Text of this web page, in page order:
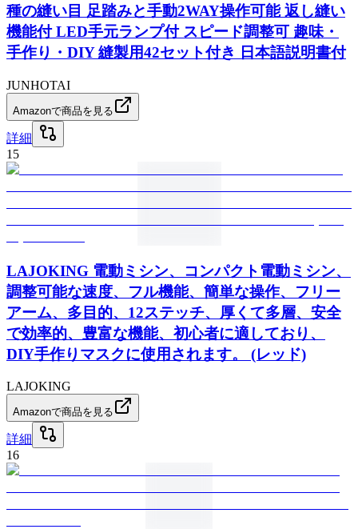
種の縫い目 足踏みと手動2WAY操作可能 返し縫い
機能付 LED手元ランプ付 スピード調整可 趣味・
手作り・DIY 縫製用42セット付き 日本語説明書付
JUNHOTAI
Amazonで商品を見る
詳細
15
LAJOKING 電動ミシン、コンパクト電動ミシン、
調整可能な速度、フル機能、簡単な操作、フリー
アーム、多目的、12ステッチ、厚くて多層、安全
で効率的、豊富な機能、初心者に適しており、
DIY手作りマスクに使用されます。 (レッド)
LAJOKING
Amazonで商品を見る
詳細
16